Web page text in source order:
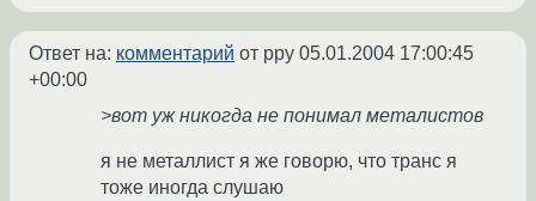
Ответ на: комментарий от ppy 05.01.2004 17:00:45
+00:00
>вот уж никогда не понимал металистов
я не металлист я же говорю, что транс я
тоже иногда слушаю